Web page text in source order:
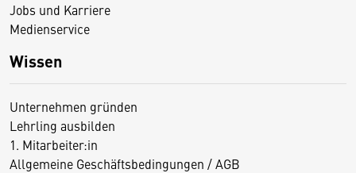
Jobs und Karriere
Medienservice
Wissen
Unternehmen gründen
Lehrling ausbilden
1. Mitarbeiter:in
Allgemeine Geschäftsbedingungen / AGB